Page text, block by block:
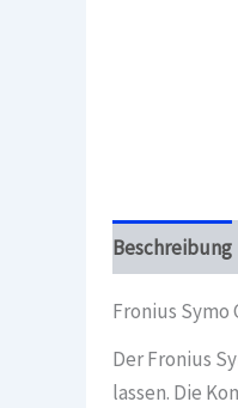
Beschreibung
Fronius Symo
Der Fronius
lassen. Die